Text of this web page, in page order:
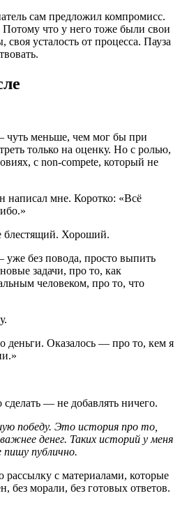
сам предложил компромисс.
что у него тоже были свои
усталость от процесса. Пауза
меньше, чем мог бы при
только на оценку. Но с ролью,
с non-compete, который не
написал мне. Коротко: «Всё
блестящий. Хороший.
без повода, просто выпить
задачи, про то, как
человеком, про то, что
деньги. Оказалось — про то, кем я
— не добавлять ничего.
победу. Это история про то,
денег. Таких историй у меня
публично.
рассылку с материалами, которые
без морали, без готовых ответов.